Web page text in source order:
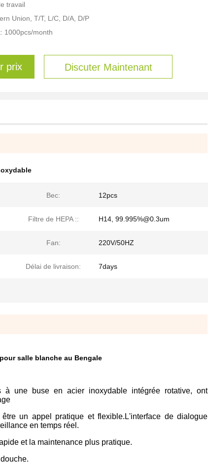
travail
Union, T/T, L/C, D/A, D/P
1000pcs/month
prix Discuter Maintenant
Bec: 12pcs
Filtre de HEPA :: H14, 99.995%@0.3um
Fan: 220V/50HZ
Délai de livraison: 7days
salle blanche au Bengale
une buse en acier inoxydable intégrée rotative, ont
un appel pratique et flexible.L'interface de dialogue
en temps réel.
et la maintenance plus pratique.